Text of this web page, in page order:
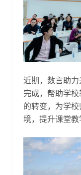
近期，数言助
完成，帮助学校
的转变，为学
境，提升课堂教